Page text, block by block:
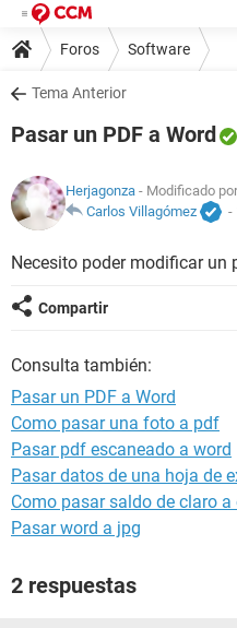
Foros Software
Tema Anterior
Pasar un PDF a Word
Herjagonza - Modificado
Carlos Villagómez
-
Necesito poder modificar
Compartir
Consulta también:
Pasar un PDF a Word
Como pasar una foto a pdf
Pasar pdf escaneado a word
Pasar datos de una hoja de
Como pasar saldo de claro a
Pasar word a jpg
2 respuestas